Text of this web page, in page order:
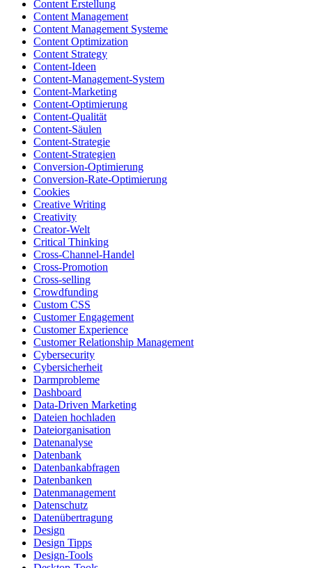
Content Erstellung
Content Management
Content Management Systeme
Content Optimization
Content Strategy
Content-Ideen
Content-Management-System
Content-Marketing
Content-Optimierung
Content-Qualität
Content-Säulen
Content-Strategie
Content-Strategien
Conversion-Optimierung
Conversion-Rate-Optimierung
Cookies
Creative Writing
Creativity
Creator-Welt
Critical Thinking
Cross-Channel-Handel
Cross-Promotion
Cross-selling
Crowdfunding
Custom CSS
Customer Engagement
Customer Experience
Customer Relationship Management
Cybersecurity
Cybersicherheit
Darmprobleme
Dashboard
Data-Driven Marketing
Dateien hochladen
Dateiorganisation
Datenanalyse
Datenbank
Datenbankabfragen
Datenbanken
Datenmanagement
Datenschutz
Datenübertragung
Design
Design Tipps
Design-Tools